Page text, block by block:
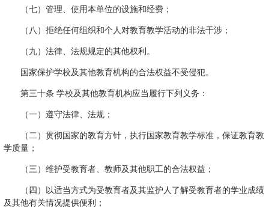
（七）管理、使用本单位的设施和经费；
（八）拒绝任何组织和个人对教育教学活动的非法干涉；
（九）法律、法规规定的其他权利。
国家保护学校及其他教育机构的合法权益不受侵犯。
第三十条 学校及其他教育机构应当履行下列义务：
（一）遵守法律、法规；
（二）贯彻国家的教育方针，执行国家教育教学标准，保证教育教
学质量；
（三）维护受教育者、教师及其他职工的合法权益；
（四）以适当方式为受教育者及其监护人了解受教育者的学业成绩
及其他有关情况提供便利；